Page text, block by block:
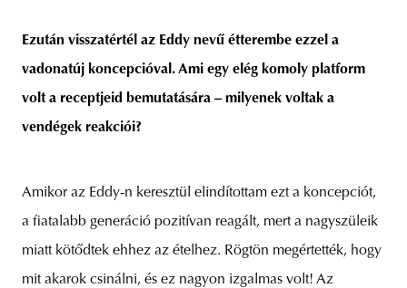
Ezután visszatértél az Eddy nevű étterembe ezzel a
vadonatúj koncepcióval. Ami egy elég komoly platform
volt a receptjeid bemutatására – milyenek voltak a
vendégek reakciói?
Amikor az Eddy-n keresztül elindítottam ezt a koncepciót,
a fiatalabb generáció pozitívan reagált, mert a nagyszüleik
miatt kötődtek ehhez az ételhez. Rögtön megértették, hogy
mit akarok csinálni, és ez nagyon izgalmas volt! Az